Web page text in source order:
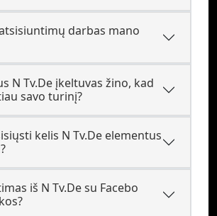
darbas mano
N Tv.De įkeltuvas žino, kad
savo turinį?
kelis N Tv.De elementus
iš N Tv.De su Facebo